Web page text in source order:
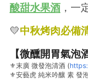
酸甜水果酒，一
💛中秋烤肉必備
【微醺開胃氣泡
⚜末廣 微發泡清酒 (
⚜安藝虎 純米吟釀 素 發